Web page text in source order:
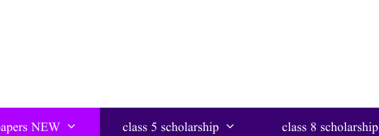
NEW class 5 scholarship class 8 scholarship